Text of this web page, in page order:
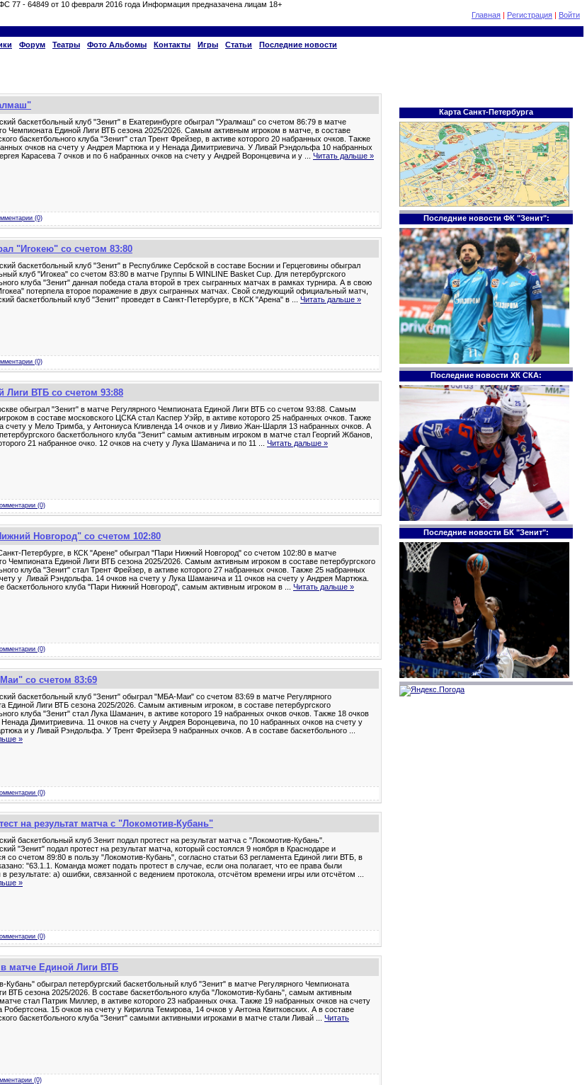
- 64849 от 10 февраля 2016 года Информация предназачена лицам 18+
Главная | Регистрация | Войти
Форум Театры Фото Альбомы Контакты Игры Статьи Последние новости
баскетбольный клуб "Зенит" в Екатеринбурге обыграл "Уралмаш" со счетом 86:79 в матче
Чемпионата Единой Лиги ВТБ сезона 2025/2026. Самым активным игроком в матче, в составе
баскетбольного клуба "Зенит" стал Трент Фрейзер, в активе которого 20 набранных очков. Также
очков на счету у Андрея Мартюка и у Ненада Димитриевича. У Ливай Рэндольфа 10 набранных
Карасева 7 очков и по 6 набранных очков на счету у Андрей Воронцевича и у
Читать дальше »
(0)
"Игокею" со счетом 83:80
баскетбольный клуб "Зенит" в Республике Сербской в составе Боснии и Герцеговины обыграл
клуб "Игокеа" со счетом 83:80 в матче Группы Б WINLINE Basket Cup. Для петербургского
клуба "Зенит" данная победа стала второй в трех сыгранных матчах в рамках турнира. А в свою
потерпела второе поражение в двух сыгранных матчах. Свой следующий официальный матч,
баскетбольный клуб "Зенит" проведет в Санкт-Петербурге, в КСК "Арена" в
Читать дальше »
(0)
ВТБ со счетом 93:88
обыграл "Зенит" в матче Регулярного Чемпионата Единой Лиги ВТБ со счетом 93:88. Самым
в составе московского ЦСКА стал Каспер Уэйр, в активе которого 25 набранных очков. Также
счету у Мело Тримба, у Антониуса Кливленда 14 очков и у Ливио Жан-Шарля 13 набранных очков. А
баскетбольного клуба "Зенит" самым активным игроком в матче стал Георгий Жбанов,
21 набранное очко. 12 очков на счету у Лука Шаманича и по 11
Читать дальше »
(0)
Новгород" со счетом 102:80
Петербурге, в КСК "Арене" обыграл "Пари Нижний Новгород" со счетом 102:80 в матче
Чемпионата Единой Лиги ВТБ сезона 2025/2026. Самым активным игроком в составе петербургского
клуба "Зенит" стал Трент Фрейзер, в активе которого 27 набранных очков. Также 25 набранных
у Ливай Рэндольфа. 14 очков на счету у Лука Шаманича и 11 очков на счету у Андрея Мартюка.
баскетбольного клуба "Пари Нижний Новгород", самым активным игроком в
Читать дальше »
(0)
со счетом 83:69
баскетбольный клуб "Зенит" обыграл "МБА-Маи" со счетом 83:69 в матче Регулярного
Единой Лиги ВТБ сезона 2025/2026. Самым активным игроком, в составе петербургского
клуба "Зенит" стал Лука Шаманич, в активе которого 19 набранных очков очков. Также 18 очков
Ненада Димитриевича. 11 очков на счету у Андрея Воронцевича, по 10 набранных очков на счету у
и у Ливай Рэндольфа. У Трент Фрейзера 9 набранных очков. А в составе баскетбольного
»
(0)
на результат матча с "Локомотив-Кубань"
баскетбольный клуб Зенит подал протест на результат матча с "Локомотив-Кубань".
"Зенит" подал протест на результат матча, который состоялся 9 ноября в Краснодаре и
со счетом 89:80 в пользу "Локомотив-Кубань", согласно статьи 63 регламента Единой лиги ВТБ, в
"63.1.1. Команда может подать протест в случае, если она полагает, что ее права были
результате: а) ошибки, связанной с ведением протокола, отсчётом времени игры или отсчётом
»
(0)
матче Единой Лиги ВТБ
Кубань" обыграл петербургский баскетбольный клуб "Зенит" в матче Регулярного Чемпионата
ВТБ сезона 2025/2026. В составе баскетбольного клуба "Локомотив-Кубань", самым активным
стал Патрик Миллер, в активе которого 23 набранных очка. Также 19 набранных очков на счету
Робертсона. 15 очков на счету у Кирилла Темирова, 14 очков у Антона Квитковских. А в составе
баскетбольного клуба "Зенит" самыми активными игроками в матче стали Ливай
Читать
(0)
Карта Санкт-Петербурга
Последние новости ФК "Зенит":
Последние новости ХК СКА:
Последние новости БК "Зенит":